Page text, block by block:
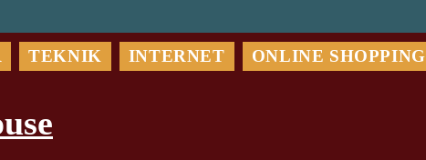
TEKNIK INTERNET ONLINE SHOPPING